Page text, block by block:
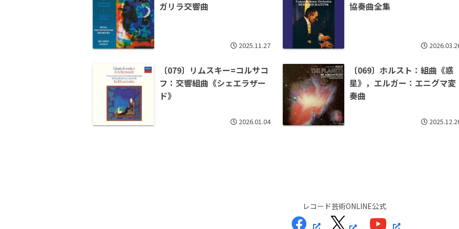
ガリラ交響曲
2025.11.27
協奏曲全集
〔079〕リムスキー=コルサコ
フ：交響組曲《シェエラザー
ド》
2026.01.04
〔069〕ホルスト：組曲《惑
星》，エルガー：エニグマ変
奏曲
レコード芸術ONLINE公式